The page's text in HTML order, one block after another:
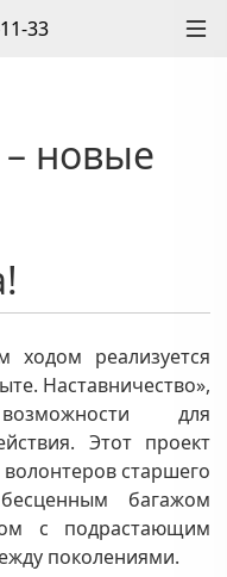
новые
ходом реализуется
Наставничество»,
для
Этот проект
старшего
багажом
с подрастающим
поколениями.
33